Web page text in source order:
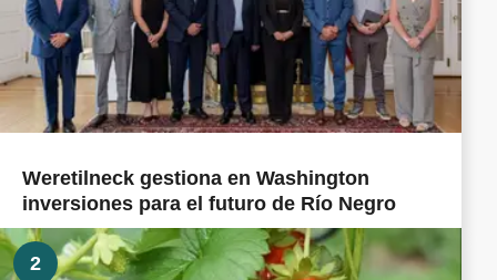
Weretilneck gestiona en Washington
inversiones para el futuro de Río Negro
2